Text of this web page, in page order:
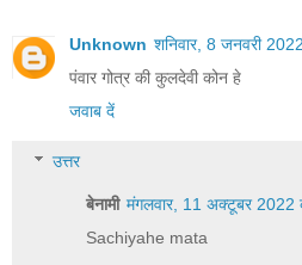
Unknown शनिवार, 8 जनवरी
पंवार गोत्र की कुलदेवी कोन हे
जवाब दें
उत्तर
बेनामी मंगलवार, 11 अक्टूबर
Sachiyahe mata